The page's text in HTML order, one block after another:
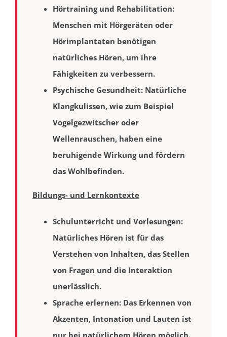
Hörtraining und Rehabilitation:
Menschen mit Hörgeräten oder
Hörimplantaten benötigen
natürliches Hören, um ihre
Fähigkeiten zu verbessern.
Psychische Gesundheit: Natürliche
Klangkulissen, wie zum Beispiel
Vogelgezwitscher oder
Wellenrauschen, haben eine
beruhigende Wirkung und fördern
das Wohlbefinden.
Bildungs- und Lernkontexte
Schulunterricht und Vorlesungen:
Natürliches Hören ist für das
Verstehen von Inhalten, das Stellen
von Fragen und die Interaktion
unerlässlich.
Sprache erlernen: Das Erkennen von
Akzenten, Intonation und Lauten ist